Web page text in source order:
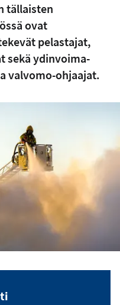
tällaisten
ovat
pelastajat,
sekä ydinvoima-
valvomo-ohjaajat.